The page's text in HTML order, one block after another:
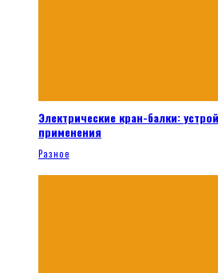
Электрические кран-балки:
применения
Разное